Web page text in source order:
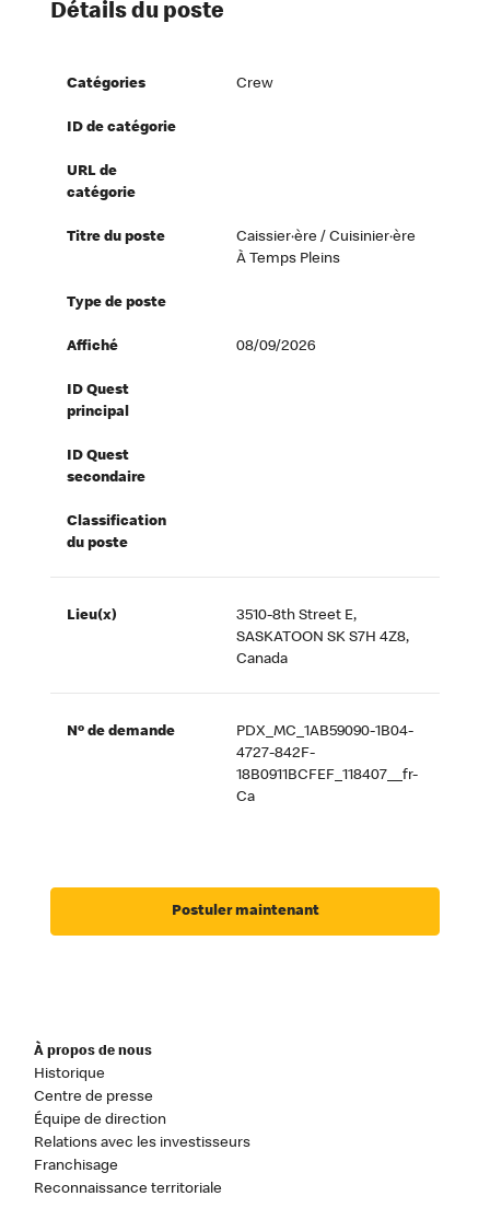
Détails du poste
Catégories Crew
ID de catégorie
URL de
catégorie
Titre du poste
Caissier·ère / Cuisinier·ère
À Temps Pleins
Type de poste
Affiché 08/09/2026
ID Quest
principal
ID Quest
secondaire
Classification
du poste
Lieu(x)
3510-8th Street E,
SASKATOON SK S7H 4Z8,
Canada
Nº de demande
PDX_MC_1AB59090-1B04-
4727-842F-
18B0911BCFEF_118407__fr-
Ca
Postuler maintenant
À propos de nous
Historique
Centre de presse
Équipe de direction
Relations avec les investisseurs
Franchisage
Reconnaissance territoriale